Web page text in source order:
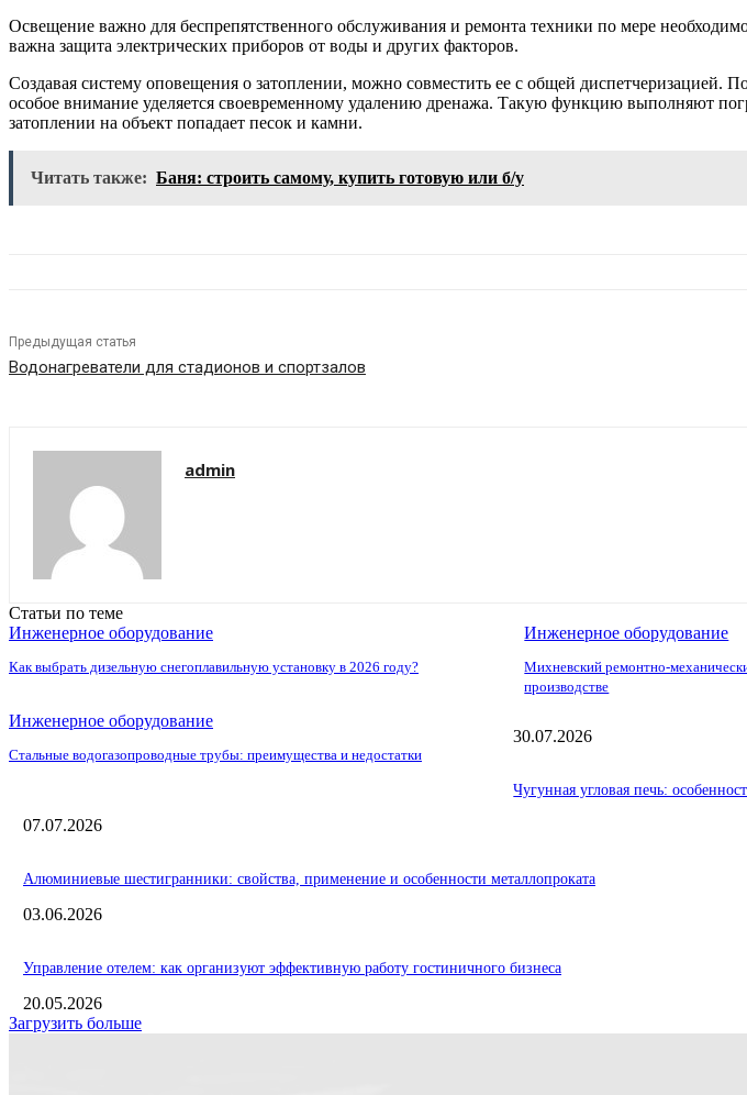
Освещение важно для беспрепятственного обслуживания и ремонта техники по мере
важна защита электрических приборов от воды и других факторов.
Создавая систему оповещения о затоплении, можно совместить ее с общей диспетчеризацией.
особое внимание уделяется своевременному удалению дренажа. Такую функцию выполняют
затоплении на объект попадает песок и камни.
Читать также: Баня: строить самому, купить готовую или б/у
Предыдущая статья
Водонагреватели для стадионов и спортзалов
admin
Статьи по теме
Инженерное оборудование
Как выбрать дизельную снегоплавильную установку в 2026 году?
Инженерное оборудование
Михневский ремонтно-
производстве
Инженерное оборудование
Стальные водогазопроводные трубы: преимущества и недостатки
30.07.2026
Чугунная угловая печь:
07.07.2026
Алюминиевые шестигранники: свойства, применение и особенности металлопроката
03.06.2026
Управление отелем: как организуют эффективную работу гостиничного бизнеса
20.05.2026
Загрузить больше